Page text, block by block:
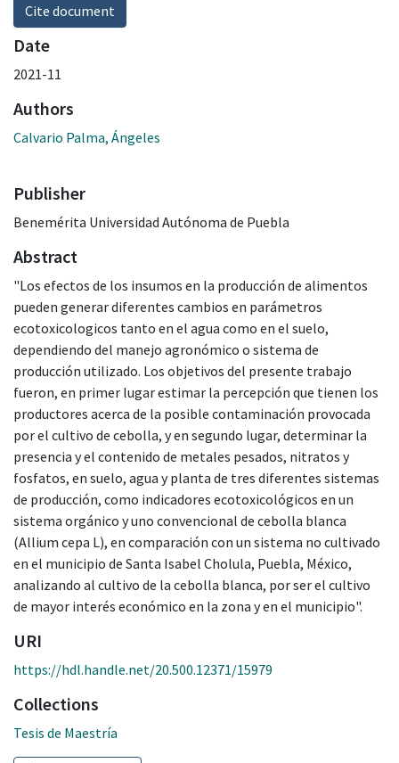
Cite document
Date
2021-11
Authors
Calvario Palma, Ángeles
Publisher
Benemérita Universidad Autónoma de Puebla
Abstract
"Los efectos de los insumos en la producción de alimentos
pueden generar diferentes cambios en parámetros
ecotoxicologicos tanto en el agua como en el suelo,
dependiendo del manejo agronómico o sistema de
producción utilizado. Los objetivos del presente trabajo
fueron, en primer lugar estimar la percepción que tienen los
productores acerca de la posible contaminación provocada
por el cultivo de cebolla, y en segundo lugar, determinar la
presencia y el contenido de metales pesados, nitratos y
fosfatos, en suelo, agua y planta de tres diferentes sistemas
de producción, como indicadores ecotoxicológicos en un
sistema orgánico y uno convencional de cebolla blanca
(Allium cepa L), en comparación con un sistema no cultivado
en el municipio de Santa Isabel Cholula, Puebla, México,
analizando al cultivo de la cebolla blanca, por ser el cultivo
de mayor interés económico en la zona y en el municipio".
URI
https://hdl.handle.net/20.500.12371/15979
Collections
Tesis de Maestría